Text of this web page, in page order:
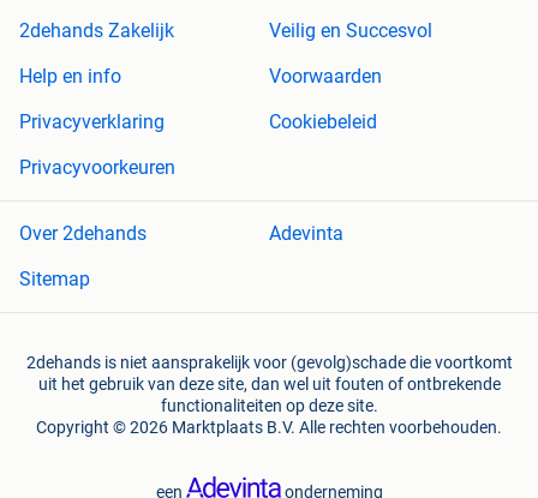
2dehands Zakelijk
Veilig en Succesvol
Help en info
Voorwaarden
Privacyverklaring
Cookiebeleid
Privacyvoorkeuren
Over 2dehands
Adevinta
Sitemap
2dehands is niet aansprakelijk voor (gevolg)schade die voortkomt
uit het gebruik van deze site, dan wel uit fouten of ontbrekende
functionaliteiten op deze site.
Copyright © 2026 Marktplaats B.V. Alle rechten voorbehouden.
een onderneming